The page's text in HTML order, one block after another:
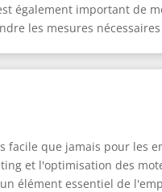
également important de
les mesures
facile que jamais pour
et l'optimisation des
élément essentiel de